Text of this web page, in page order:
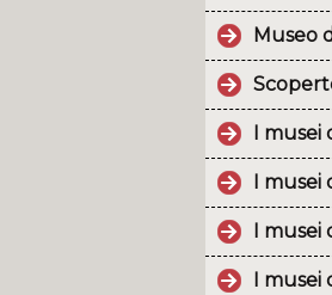
Museo
I musei
I musei
I musei
I musei